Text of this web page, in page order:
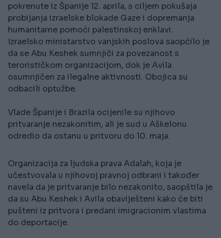
pokrenute iz Španije 12. aprila, s ciljem pokušaja
probijanja izraelske blokade Gaze i dopremanja
humanitarne pomoći palestinskoj enklavi.
Izraelsko ministarstvo vanjskih poslova saopćilo je
da se Abu Keshek sumnjiči za povezanost s
terorističkom organizacijom, dok je Avila
osumnjičen za ilegalne aktivnosti. Obojica su
odbacili optužbe.
Vlade Španije i Brazila ocijenile su njihovo
pritvaranje nezakonitim, ali je sud u Aškelonu
odredio da ostanu u pritvoru do 10. maja.
Organizacija za ljudska prava Adalah, koja je
učestvovala u njihovoj pravnoj odbrani i također
navela da je pritvaranje bilo nezakonito, saopštila je
da su Abu Keshek i Avila obaviješteni kako će biti
pušteni iz pritvora i predani imigracionim vlastima
do deportacije.